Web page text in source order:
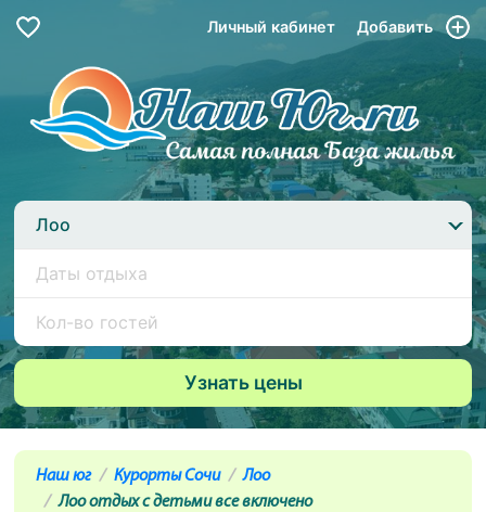
Личный кабинет Добавить
Лоо
Наш юг Курорты Сочи
Лоо
Лоо отдых с детьми все включено